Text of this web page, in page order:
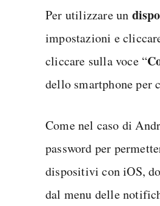
Per utilizzare un
impostazioni e
cliccare sulla voce “
dello smartphone per
Come nel caso di
password per
dispositivi con iOS,
dal menu delle